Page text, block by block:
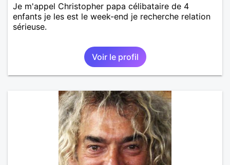
Je m'appel Christopher papa célibataire de 4
enfants je les est le week-end je recherche relation
sérieuse.
Voir le profil